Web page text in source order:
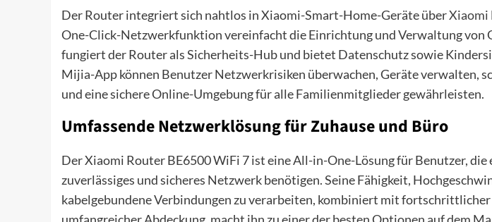
Der Router integriert sich nahtlos in Xiaomi-Smart-Home-Geräte überXiaomi
One-Click-Netzwerkfunktion vereinfacht die Einrichtung und Verwaltung von
fungiert der Router als Sicherheits-Hub und bietet Datenschutz sowie
Mijia-App können Benutzer Netzwerkrisiken überwachen, Geräte verwalten,
und eine sichere Online-Umgebung für alle Familienmitglieder gewährleisten.
Umfassende Netzwerklösung für Zuhause und Büro
Der Xiaomi Router BE6500 WiFi 7 ist eine All-in-One-Lösung für Benutzer, die
zuverlässiges und sicheres Netzwerk benötigen. Seine Fähigkeit,
kabelgebundene Verbindungen zu verarbeiten, kombiniert mit